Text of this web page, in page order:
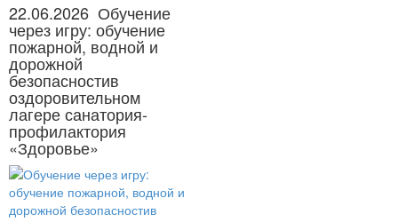
22.06.2026 Обучение
через игру: обучение
пожарной, водной и
дорожной
безопасностив
оздоровительном
лагере санатория-
профилактория
«Здоровье»